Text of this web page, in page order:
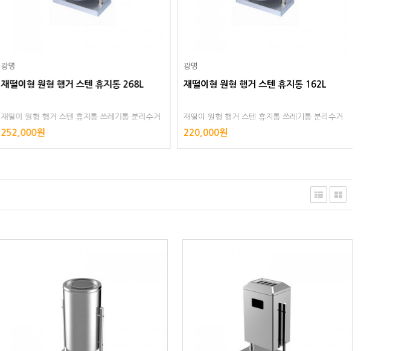
광명
재떨이형 원형 행거 스텐 휴지통 268L
재떨이 원형 행거 스텐 휴지통 쓰레기통 분리수거
대용량 야외 실외 대형 공공장소 주차장 공원 스텐
레스 스테인리스 스테인레스 스텐리스
252,000원
광명
재떨이형 원형 행거 스텐 휴지통 162L
재떨이 원형 행거 스텐 휴지통 쓰레기통 분리수거
대용량 야외 실외 대형 공공장소 주차장 공원 스텐
레스 스테인리스 스테인레스 스텐리스
220,000원